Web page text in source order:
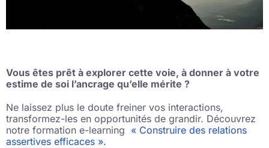
Vous êtes prêt à explorer cette voie, à donner à votre
estime de soi l’ancrage qu’elle mérite ?
Ne laissez plus le doute freiner vos interactions,
transformez-les en opportunités de grandir. Découvrez
notre formation e-learning « Construire des relations
assertives efficaces ».